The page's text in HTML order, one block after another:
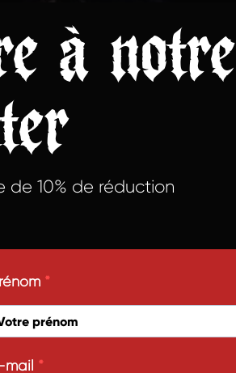
à notre
de 10% de réduction
mail